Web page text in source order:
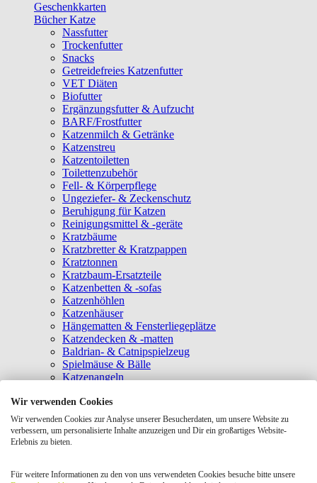
Geschenkkarten
Bücher Katze
Nassfutter
Trockenfutter
Snacks
Getreidefreies Katzenfutter
VET Diäten
Biofutter
Ergänzungsfutter & Aufzucht
BARF/Frostfutter
Katzenmilch & Getränke
Katzenstreu
Katzentoiletten
Toilettenzubehör
Fell- & Körperpflege
Ungeziefer- & Zeckenschutz
Beruhigung für Katzen
Reinigungsmittel & -geräte
Kratzbäume
Kratzbretter & Kratzpappen
Kratztonnen
Kratzbaum-Ersatzteile
Katzenbetten & -sofas
Katzenhöhlen
Katzenhäuser
Hängematten & Fensterliegeplätze
Katzendecken & -matten
Baldrian- & Catnipspielzeug
Spielmäuse & Bälle
Katzenangeln
Laserpointer & Elektrospielzeug
Katzentunnel
Clicker & Target Sticks für Katzen
Weiteres Katzenspielzeug
Tragetaschen
Wir verwenden Cookies
Wir verwenden Cookies zur Analyse unserer Besucherdaten, um unsere Website zu
verbessern, um personalisierte Inhalte anzuzeigen und Dir ein großartiges Website-
Erlebnis zu bieten.
Für weitere Informationen zu den von uns verwendeten Cookies besuche bitte unsere